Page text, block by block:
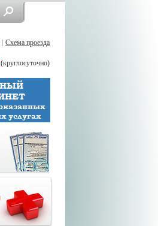
Схема проезда
(круглосуточно)